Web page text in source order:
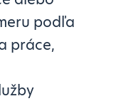
podľa
práce,